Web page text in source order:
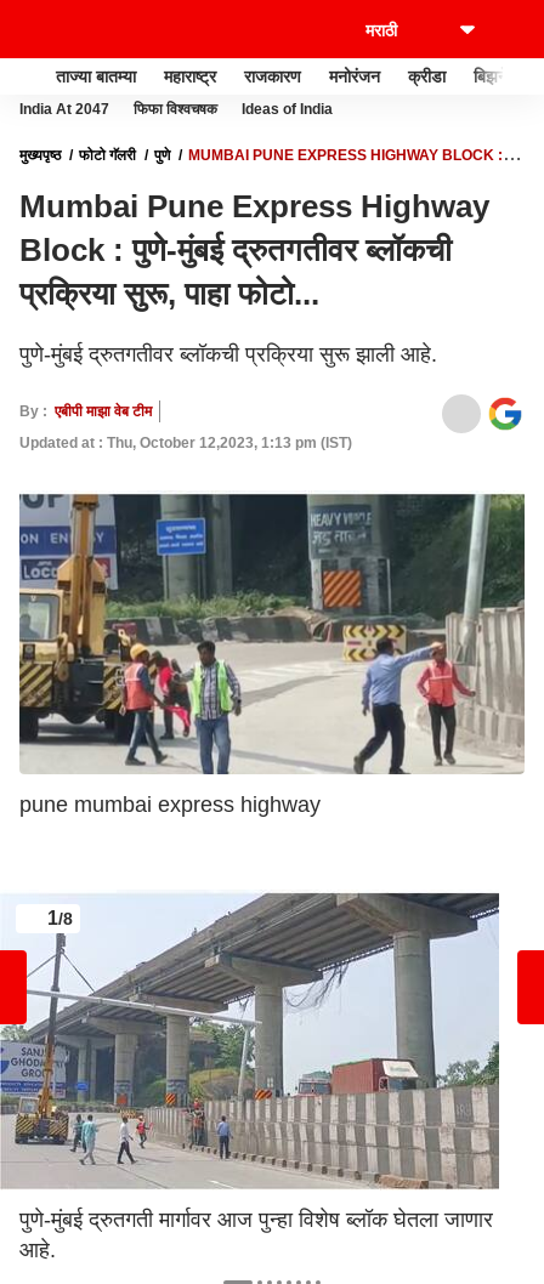
ताज्या बातम्या महाराष्ट्र राजकारण मनोरंजन क्रीडा बिझनेस
India At 2047 फिफा विश्वचषक Ideas of India
मुख्यपृष्ठ फोटो गॅलरी पुणे
MUMBAI PUNE EXPRESS HIGHWAY BLOCK :
Mumbai Pune Express Highway
Block : पुणे-मुंबई द्रुतगतीवर ब्लॉकची
प्रक्रिया सुरू, पाहा फोटो...
पुणे-मुंबई द्रुतगतीवर ब्लॉकची प्रक्रिया सुरू झाली आहे.
By :एबीपी माझा वेब टीम
Updated at : Thu, October 12,2023, 1:13 pm (IST)
pune mumbai express highway
1/8
पुणे-मुंबई द्रुतगती मार्गावर आज पुन्हा विशेष ब्लॉक घेतला जाणार
आहे.